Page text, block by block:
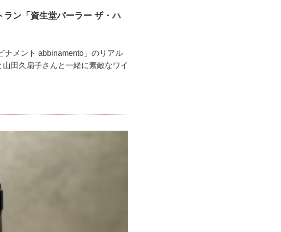
ン「資生堂パーラー ザ・ハ
ナメント abbinamento」のリアル
田久扇子さんと一緒に素敵なワイ